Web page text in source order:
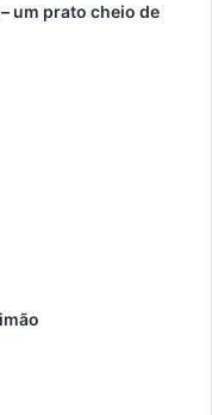
um prato cheio de